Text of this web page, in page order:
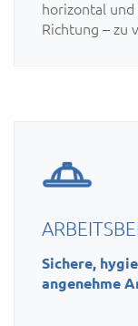
horizontal
Richtung – zu
Sichere,
angenehme